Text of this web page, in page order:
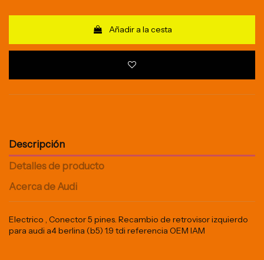
Añadir a la cesta
Descripción
Detalles de producto
Acerca de Audi
Electrico , Conector 5 pines. Recambio de retrovisor izquierdo
para audi a4 berlina (b5) 1.9 tdi referencia OEM IAM